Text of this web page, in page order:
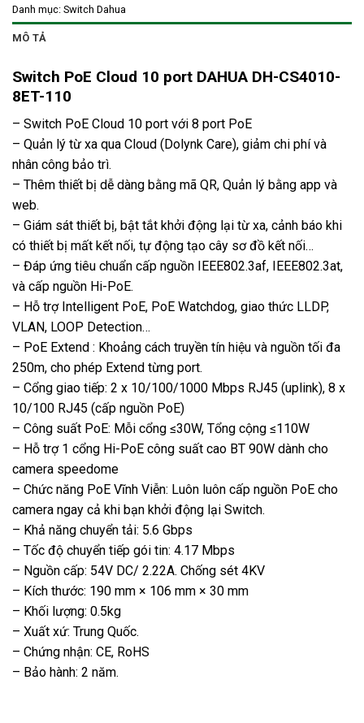
Danh mục: Switch Dahua
MÔ TẢ
Switch PoE Cloud 10 port DAHUA DH-CS4010-
8ET-110
– Switch PoE Cloud 10 port với 8 port PoE
– Quản lý từ xa qua Cloud (Dolynk Care), giảm chi phí và
nhân công bảo trì.
– Thêm thiết bị dễ dàng bằng mã QR, Quản lý bằng app và
web.
– Giám sát thiết bị, bật tắt khởi động lại từ xa, cảnh báo khi
có thiết bị mất kết nối, tự động tạo cây sơ đồ kết nối…
– Đáp ứng tiêu chuẩn cấp nguồn IEEE802.3af, IEEE802.3at,
và cấp nguồn Hi-PoE.
– Hỗ trợ Intelligent PoE, PoE Watchdog, giao thức LLDP,
VLAN, LOOP Detection…
– PoE Extend : Khoảng cách truyền tín hiệu và nguồn tối đa
250m, cho phép Extend từng port.
– Cổng giao tiếp: 2 x 10/100/1000 Mbps RJ45 (uplink), 8 x
10/100 RJ45 (cấp nguồn PoE)
– Công suất PoE: Mỗi cổng ≤30W, Tổng cộng ≤110W
– Hỗ trợ 1 cổng Hi-PoE công suất cao BT 90W dành cho
camera speedome
– Chức năng PoE Vĩnh Viễn: Luôn luôn cấp nguồn PoE cho
camera ngay cả khi bạn khởi động lại Switch.
– Khả năng chuyển tải: 5.6 Gbps
– Tốc độ chuyển tiếp gói tin: 4.17 Mbps
– Nguồn cấp: 54V DC/ 2.22A. Chống sét 4KV
– Kích thước: 190 mm × 106 mm × 30 mm
– Khối lượng: 0.5kg
– Xuất xứ: Trung Quốc.
– Chứng nhận: CE, RoHS
– Bảo hành: 2 năm.